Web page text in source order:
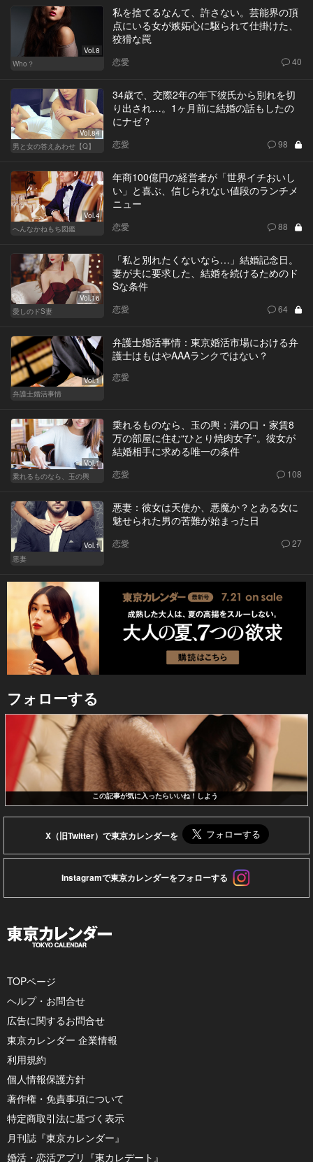
Vol.8
Who？
私を捨てるなんて、許さない。芸能界の頂
点にいる女が嫉妬心に駆られて仕掛けた、
狡猾な罠
恋愛 40
Vol.84
男と女の答えあわせ【Q】
34歳で、交際2年の年下彼氏から別れを切
り出され…。1ヶ月前に結婚の話もしたの
にナゼ？
恋愛 98
Vol.4
へんなかねもち図鑑
年商100億円の経営者が「世界イチおいし
い」と喜ぶ、信じられない値段のランチメ
ニュー
恋愛 88
Vol.16
愛しのドS妻
「私と別れたくないなら…」結婚記念日。
妻が夫に要求した、結婚を続けるためのド
Sな条件
恋愛 64
Vol.1
弁護士婚活事情
弁護士婚活事情：東京婚活市場における弁
護士はもはやAAAランクではない？
恋愛
Vol.1
乗れるものなら、玉の輿
乗れるものなら、玉の輿：溝の口・家賃8
万の部屋に住む“ひとり焼肉女子”。彼女が
結婚相手に求める唯一の条件
恋愛 108
Vol.1
悪妻
悪妻：彼女は天使か、悪魔か？とある女に
魅せられた男の苦難が始まった日
恋愛 27
フォローする
この記事が気に入ったらいいね！しよう
X（旧Twitter）で東京カレンダーを
Instagramで東京カレンダーをフォローする
TOPページ
ヘルプ・お問合せ
広告に関するお問合せ
東京カレンダー 企業情報
利用規約
個人情報保護方針
著作権・免責事項について
特定商取引法に基づく表示
月刊誌『東京カレンダー』
婚活・恋活アプリ『東カレデート』